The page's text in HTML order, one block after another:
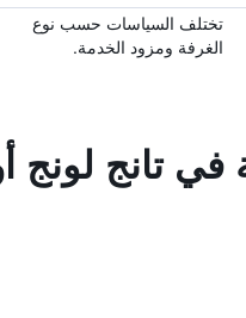
تختلف السياسات حسب نوع
الغرفة ومزود الخدمة.
في تانج لونج